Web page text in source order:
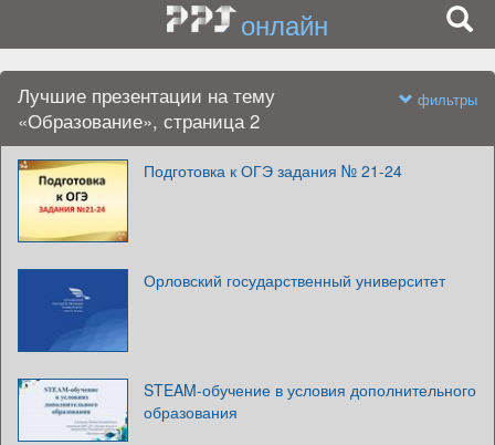
онлайн
Лучшие презентации на тему
«Образование», страница 2
фильтры
Подготовка к ОГЭ задания № 21-24
Орловский государственный университет
STEAM-обучение в условия дополнительного
образования